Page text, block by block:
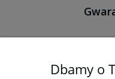
Dbamy o